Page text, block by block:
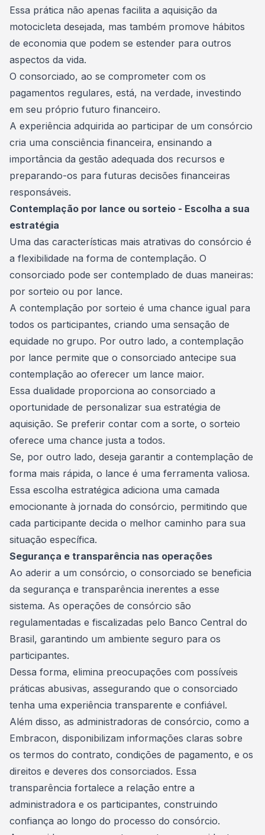
Essa prática não apenas facilita a aquisição da
motocicleta desejada, mas também promove hábitos
de economia que podem se estender para outros
aspectos da vida.
O consorciado, ao se comprometer com os
pagamentos regulares, está, na verdade, investindo
em seu próprio futuro financeiro.
A experiência adquirida ao participar de um consórcio
cria uma consciência financeira, ensinando a
importância da gestão adequada dos recursos e
preparando-os para futuras decisões financeiras
responsáveis.
Contemplação por lance ou sorteio - Escolha a sua
estratégia
Uma das características mais atrativas do consórcio é
a flexibilidade na forma de contemplação. O
consorciado pode ser contemplado de duas maneiras:
por sorteio ou por lance.
A contemplação por sorteio é uma chance igual para
todos os participantes, criando uma sensação de
equidade no grupo. Por outro lado, a contemplação
por lance permite que o consorciado antecipe sua
contemplação ao oferecer um lance maior.
Essa dualidade proporciona ao consorciado a
oportunidade de personalizar sua estratégia de
aquisição. Se preferir contar com a sorte, o sorteio
oferece uma chance justa a todos.
Se, por outro lado, deseja garantir a contemplação de
forma mais rápida, o lance é uma ferramenta valiosa.
Essa escolha estratégica adiciona uma camada
emocionante à jornada do consórcio, permitindo que
cada participante decida o melhor caminho para sua
situação específica.
Segurança e transparência nas operações
Ao aderir a um consórcio, o consorciado se beneficia
da segurança e transparência inerentes a esse
sistema. As operações de consórcio são
regulamentadas e fiscalizadas pelo Banco Central do
Brasil, garantindo um ambiente seguro para os
participantes.
Dessa forma, elimina preocupações com possíveis
práticas abusivas, assegurando que o consorciado
tenha uma experiência transparente e confiável.
Além disso, as administradoras de consórcio, como a
Embracon, disponibilizam informações claras sobre
os termos do contrato, condições de pagamento, e os
direitos e deveres dos consorciados. Essa
transparência fortalece a relação entre a
administradora e os participantes, construindo
confiança ao longo do processo do consórcio.